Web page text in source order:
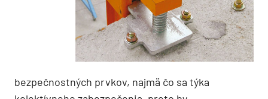
bezpečnostných prvkov, najmä čo sa týka